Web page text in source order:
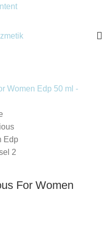
For Women